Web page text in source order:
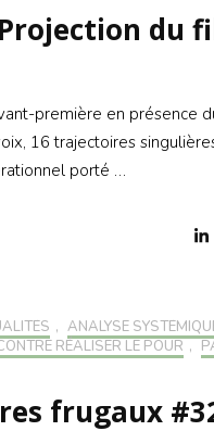
du
première en présence
16 trajectoires
porté …
, ANALYSE
RÉALISER LE POUR ,
frugaux